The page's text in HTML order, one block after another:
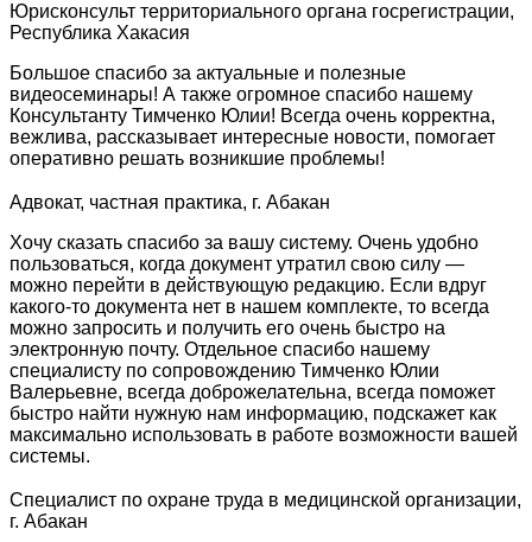
Юрисконсульт территориального органа госрегистрации,
Республика Хакасия
Большое спасибо за актуальные и полезные
видеосеминары! А также огромное спасибо нашему
Консультанту Тимченко Юлии! Всегда очень корректна,
вежлива, рассказывает интересные новости, помогает
оперативно решать возникшие проблемы!
Адвокат, частная практика, г. Абакан
Хочу сказать спасибо за вашу систему. Очень удобно
пользоваться, когда документ утратил свою силу —
можно перейти в действующую редакцию. Если вдруг
какого-то документа нет в нашем комплекте, то всегда
можно запросить и получить его очень быстро на
электронную почту. Отдельное спасибо нашему
специалисту по сопровождению Тимченко Юлии
Валерьевне, всегда доброжелательна, всегда поможет
быстро найти нужную нам информацию, подскажет как
максимально использовать в работе возможности вашей
системы.
Специалист по охране труда в медицинской организации,
г. Абакан